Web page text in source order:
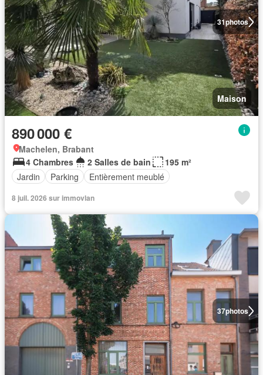
31photos
Maison
890 000 €
Machelen, Brabant
4 Chambres
2 Salles de bain
195 m²
Jardin
Parking Entièrement meublé
8 juil. 2026 sur immovlan
37photos